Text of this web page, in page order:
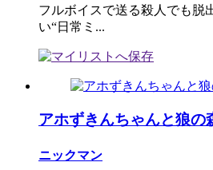
フルボイスで送る殺人でも脱
い“日常ミ...
アホずきんちゃんと狼の
ニックマン